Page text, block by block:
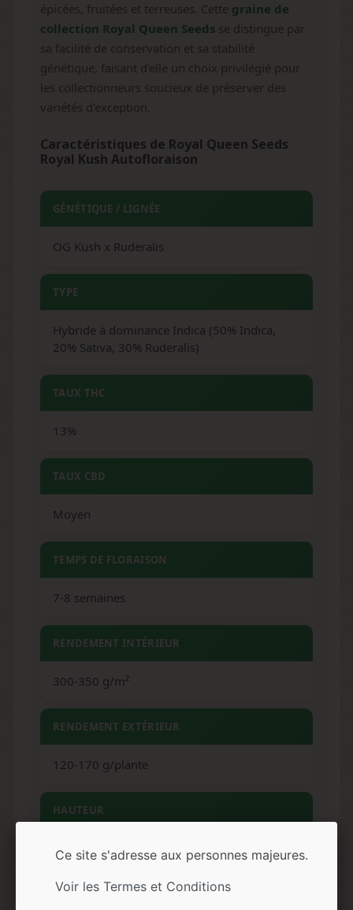
épicées, fruitées et terreuses. Cette graine de
collection Royal Queen Seeds se distingue par
sa facilité de conservation et sa stabilité
génétique, faisant d'elle un choix privilégié pour
les collectionneurs soucieux de préserver des
variétés d'exception.
Caractéristiques de Royal Queen Seeds
Royal Kush Autofloraison
GÉNÉTIQUE / LIGNÉE
OG Kush x Ruderalis
TYPE
Hybride à dominance Indica (50% Indica,
20% Sativa, 30% Ruderalis)
TAUX THC
13%
TAUX CBD
Moyen
TEMPS DE FLORAISON
7-8 semaines
RENDEMENT INTÉRIEUR
300-350 g/m²
RENDEMENT EXTÉRIEUR
120-170 g/plante
HAUTEUR
60-90 cm (intérieur) / 120-150 cm (extérieur)
ARÔMES
Ce site s'adresse aux personnes majeures.
Voir les Termes et Conditions